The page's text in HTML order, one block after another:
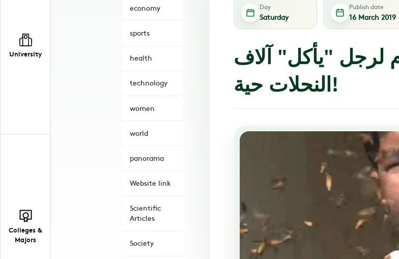
University
Colleges &
Majors
economy
sports
health
technology
women
world
panorama
Website link
Scientific
Articles
Society
Day
Saturday
Publish date
16 March 2019
لرجل "يأكل" آلاف
النحلات حية!